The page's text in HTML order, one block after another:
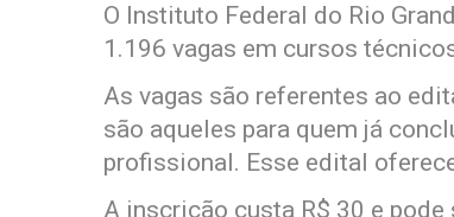
O Instituto Federal do Rio
1.196 vagas em cursos
As vagas são referentes ao
são aqueles para quem já
profissional. Esse edital
A inscrição custa R$ 30 e pode